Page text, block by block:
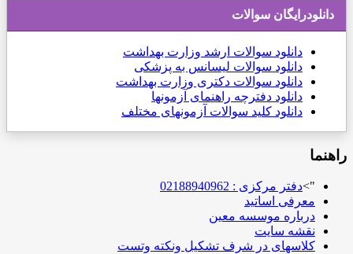
دانلودرایگان سوالات
دانلود سوالات ارشد وزارت بهداشت
دانلود سوالات لیسانس به پزشکی
دانلود سوالات دکتری وزارت بهداشت
دانلود دفترچه راهنمای آزمونها
دانلود کلید سوالات آزمونهای مختلف
راهنما
">دفتر مرکزی : 02188940962
معرفی اساتید
درباره موسسه معین
نقشه سایت
کلاسهای در شرف تشکیل ونکته وتست